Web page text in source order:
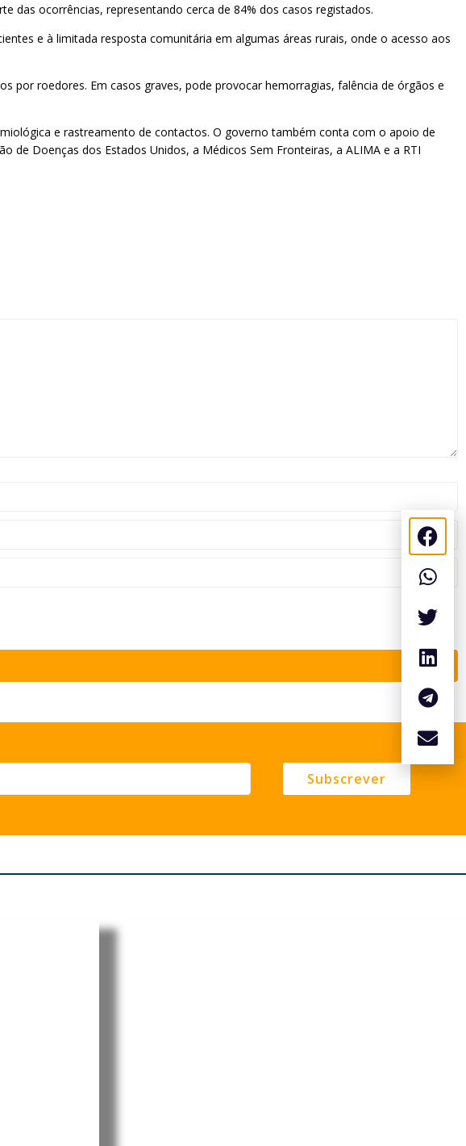
das ocorrências, representando cerca de 84% dos casos registados.
e à limitada resposta comunitária em algumas áreas rurais, onde o acesso aos
roedores. Em casos graves, pode provocar hemorragias, falência de órgãos e
e rastreamento de contactos. O governo também conta com o apoio de
de Doenças dos Estados Unidos, a Médicos Sem Fronteiras, a ALIMA e a RTI
Subscrever